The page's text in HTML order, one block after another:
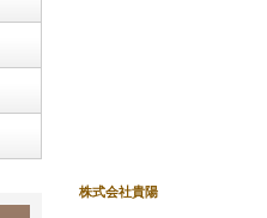
株式会社貴陽